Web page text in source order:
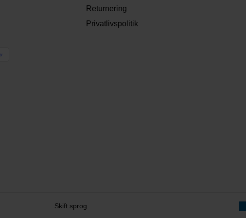
Returnering
Privatlivspolitik
Skift sprog